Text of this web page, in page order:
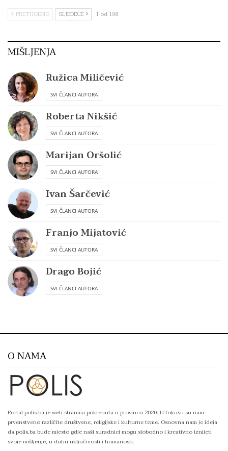
PRETHODNO SLJEDEĆE 1 od 198
MIŠLJENJA
Ružica Miličević
SVI ČLANCI AUTORA
Roberta Nikšić
SVI ČLANCI AUTORA
Marijan Oršolić
SVI ČLANCI AUTORA
Ivan Šarčević
SVI ČLANCI AUTORA
Franjo Mijatović
SVI ČLANCI AUTORA
Drago Bojić
SVI ČLANCI AUTORA
O NAMA
Portal polis.ba je web-stranica pokrenuta u prosincu 2020. U fokusu su nam
prvenstveno različite društvene, religijske i kulturne teme. Osnovna nam je ideja
da polis.ba bude mjesto gdje naši suradnici mogu slobodno i kreativno iznijeti
svoje mišljenje, u duhu uključivosti i humanosti.